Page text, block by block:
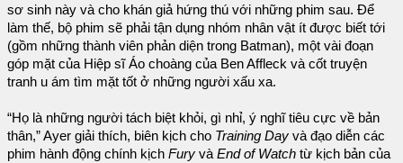
sơ sinh này và cho khán giả hứng thú với những phim sau. Để
làm thế, bộ phim sẽ phải tận dụng nhóm nhân vật ít được biết tới
(gồm những thành viên phản diện trong Batman), một vài đoạn
góp mặt của Hiệp sĩ Áo choàng của Ben Affleck và cốt truyện
tranh u ám tìm mặt tốt ở những người xấu xa.
“Họ là những người tách biệt khỏi, gì nhỉ, ý nghĩ tiêu cực về bản
thân,” Ayer giải thích, biên kịch cho Training Day và đạo diễn các
phim hành động chính kịch Fury và End of Watch từ kịch bản của